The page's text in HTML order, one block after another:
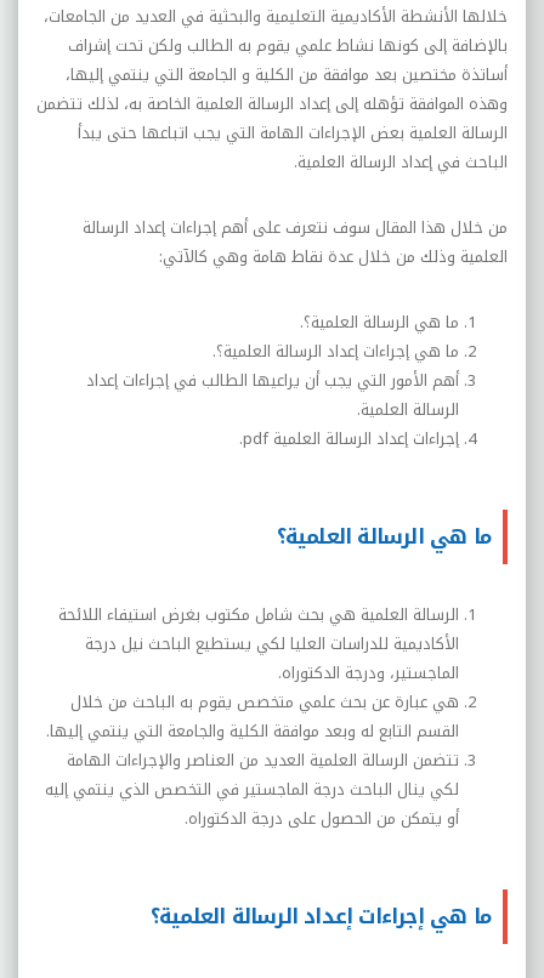
خلالها الأنشطة الأكاديمية التعليمية والبحثية في العديد من الجامعات،
بالإضافة إلى كونها نشاط علمي يقوم به الطالب ولكن تحت إشراف
أساتذة مختصين بعد موافقة من الكلية و الجامعة التي ينتمي إليها،
وهذه الموافقة تؤهله إلى إعداد الرسالة العلمية الخاصة به، لذلك تتضمن
الرسالة العلمية بعض الإجراءات الهامة التي يجب اتباعها حتى يبدأ
الباحث في إعداد الرسالة العلمية.
من خلال هذا المقال سوف نتعرف على أهم إجراءات إعداد الرسالة
العلمية وذلك من خلال عدة نقاط هامة وهي كالآتي:
ما هي الرسالة العلمية؟.
ما هي إجراءات إعداد الرسالة العلمية؟.
أهم الأمور التي يجب أن يراعيها الطالب في إجراءات إعداد
الرسالة العلمية.
إجراءات إعداد الرسالة العلميةpdf
.
ما هي الرسالة العلمية؟
الرسالة العلمية هي بحث شامل مكتوب بغرض استيفاء اللائحة
الأكاديمية للدراسات العليا لكي يستطيع الباحث نيل درجة
الماجستير، ودرجة الدكتوراه.
هي عبارة عن بحث علمي متخصص يقوم به الباحث من خلال
القسم التابع له وبعد موافقة الكلية والجامعة التي ينتمي إليها.
تتضمن الرسالة العلمية العديد من العناصر والإجراءات الهامة
لكي ينال الباحث درجة الماجستير في التخصص الذي ينتمي إليه
أو يتمكن من الحصول على درجة الدكتوراه.
ما هي إجراءات إعداد الرسالة العلمية؟